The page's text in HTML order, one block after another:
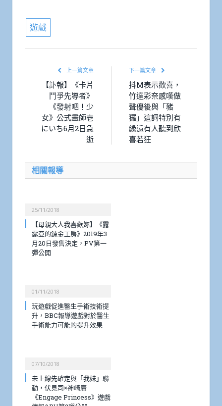
遊戲
上一篇文章
【訃報】《卡片
鬥爭先導者》
《發射吧！少
女》公式畫師壱
にいち6月2日急
逝
下一篇文章
抖M表示歡喜，
竹達彩奈感嘆做
聲優後與「豬
玀」這詞特別有
緣還有人聽到欣
喜若狂
相關報導
25/11/2018
【母親大人我喜歡妳】《露
露亞的鍊金工房》2019年3
月20日發售決定，PV第一
彈公開
01/11/2018
玩遊戲促進醫生手術技術提
升，BBC報導遊戲對於醫生
手術能力可能的提升效果
07/10/2018
未上線先確定與「我妹」聯
動，伏見司×神崎廣
《Engage Princess》遊戲